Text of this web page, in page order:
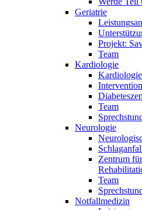
Geriatrie
Projekt:
Team
Kardiologie
Kardiologie
Team
Neurologie
Zentrum
Team
Notfallmedizin